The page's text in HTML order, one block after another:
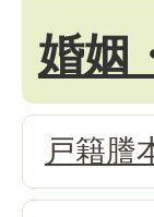
婚姻
戸籍謄